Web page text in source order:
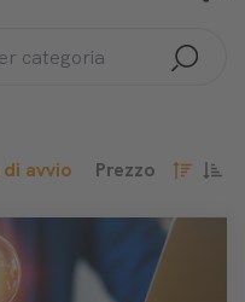
avvio Prezzo